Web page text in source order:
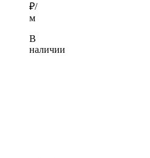
₽/
м
В
наличии